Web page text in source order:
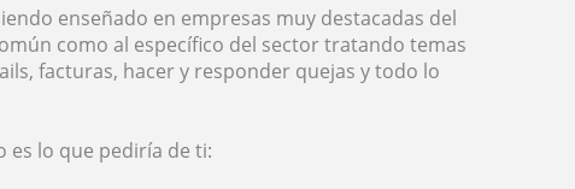
enseñado en empresas muy destacadas del
como al específico del sector tratando temas
facturas, hacer y responder quejas y todo lo
es lo que pediría de ti: